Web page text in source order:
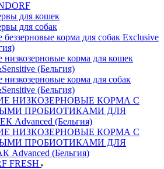
для кошек
для собак
беззерновые корма для собак Exclusive
низкозерновые корма для кошек
(Бельгия)
низкозерновые корма для собак
(Бельгия)
НИЗКОЗЕРНОВЫЕ КОРМА С
ПРОБИОТИКАМИ ДЛЯ
Advanced (Бельгия)
НИЗКОЗЕРНОВЫЕ КОРМА С
ПРОБИОТИКАМИ ДЛЯ
Advanced (Бельгия)
FRESH